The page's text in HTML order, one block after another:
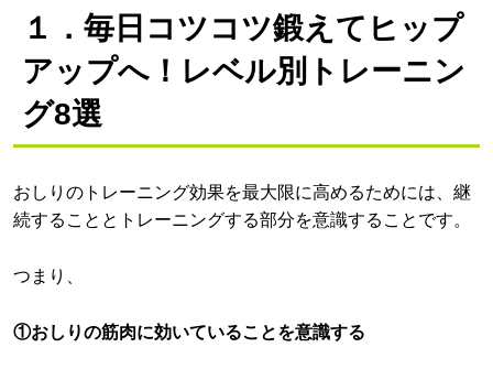
１．毎日コツコツ鍛えてヒップ
アップへ！レベル別トレーニン
グ8選
おしりのトレーニング効果を最大限に高めるためには、継
続することとトレーニングする部分を意識することです。
つまり、
①おしりの筋肉に効いていることを意識する